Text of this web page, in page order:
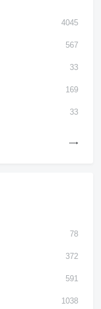
4045
567
33
169
33
78
372
591
1038